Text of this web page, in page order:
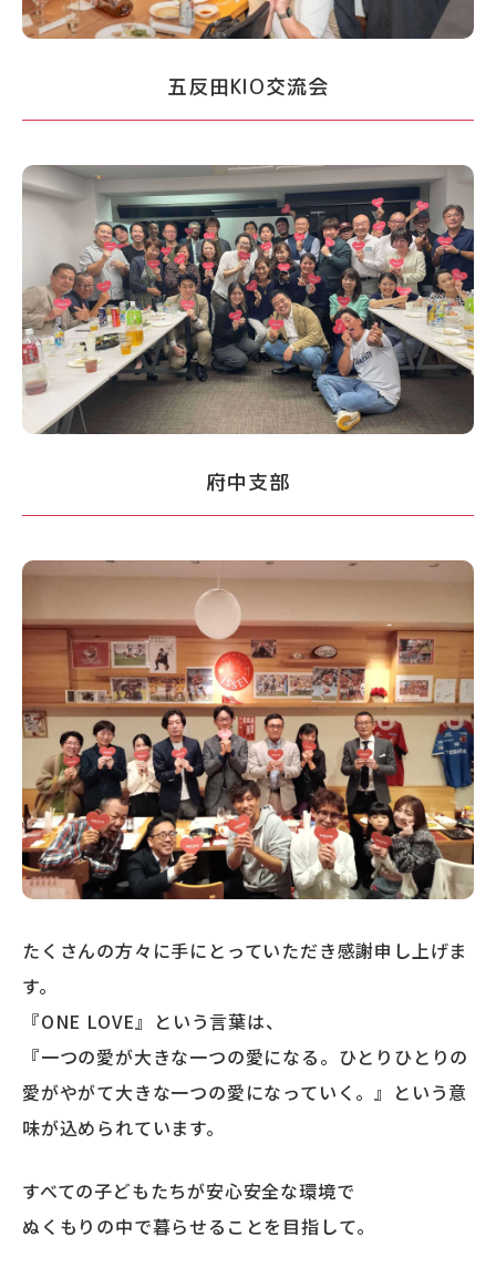
五反田KIO交流会
府中支部
たくさんの方々に手にとっていただき感謝申し上げま
す。
『ONE LOVE』という言葉は、
『一つの愛が大きな一つの愛になる。ひとりひとりの
愛がやがて大きな一つの愛になっていく。』という意
味が込められています。
すべての子どもたちが安心安全な環境で
ぬくもりの中で暮らせることを目指して。